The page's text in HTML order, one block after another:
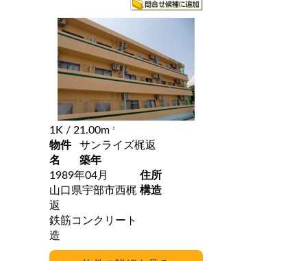
1K / 21.00m 2
物件
名
サンライズ梶返
築年
1989年04月
住所
山口県宇部市西梶
返
構造
鉄筋コンクリート
造